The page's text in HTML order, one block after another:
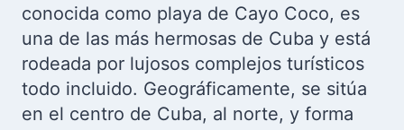
conocida como playa de Cayo Coco, es
una de las más hermosas de Cuba y está
rodeada por lujosos complejos turísticos
todo incluido. Geográficamente, se sitúa
en el centro de Cuba, al norte, y forma